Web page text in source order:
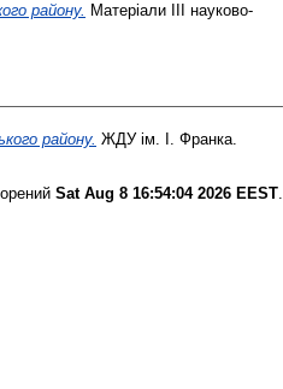
району. Матеріали ІІІ науково-
району. ЖДУ ім. І. Франка.
Sat Aug 8 16:54:04 2026 EEST.